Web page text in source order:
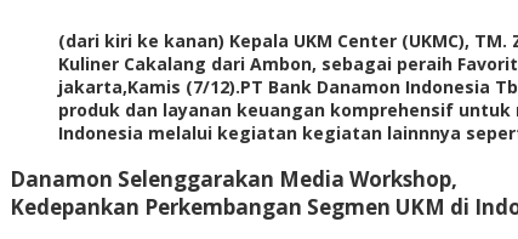
(dari kiri ke kanan) Kepala UKM Center (UKMC),
Kuliner Cakalang dari Ambon, sebagai peraih
jakarta,Kamis (7/12).PT Bank Danamon Indonesia
produk dan layanan keuangan komprehensif
Indonesia melalui kegiatan kegiatan lainnnya
Danamon Selenggarakan Media Workshop,
Kedepankan Perkembangan Segmen UKM di